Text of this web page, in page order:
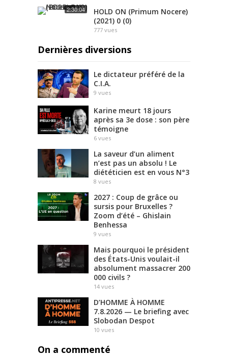
2:30:04
HOLD ON (Primum Nocere)
(2021) 0 (0)
777 vues
Dernières diversions
Le dictateur préféré de la
C.I.A.
9 vues
Karine meurt 18 jours
après sa 3e dose : son père
témoigne
6 vues
La saveur d’un aliment
n’est pas un absolu ! Le
diététicien est en vous N°3
8 vues
2027 : Coup de grâce ou
sursis pour Bruxelles ?
Zoom d’été – Ghislain
Benhessa
9 vues
Mais pourquoi le président
des États-Unis voulait-il
absolument massacrer 200
000 civils ?
14 vues
D’HOMME À HOMME
7.8.2026 — Le briefing avec
Slobodan Despot
10 vues
On a commenté